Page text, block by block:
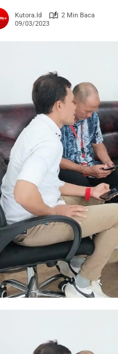
Kutora.id
2 Min Baca
09/03/2023